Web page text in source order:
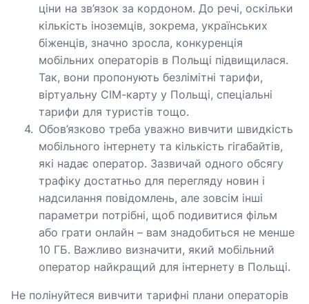
ціни на зв’язок за кордоном. До речі, оскільки
кількість іноземців, зокрема, українських
біженців, значно зросла, конкуренція
мобільних операторів в Польщі підвищилася.
Так, вони пропонують безлімітні тарифи,
віртуальну СІМ-карту у Польщі, спеціальні
тарифи для туристів тощо.
Обов’язково треба уважно вивчити швидкість
мобільного інтернету та кількість гігабайтів,
які надає оператор. Зазвичай одного обсягу
трафіку достатньо для перегляду новин і
надсилання повідомлень, але зовсім інші
параметри потрібні, щоб подивитися фільм
або грати онлайн – вам знадобиться не менше
10 ГБ. Важливо визначити, який мобільний
оператор найкращий для інтернету в Польщі.
Не полінуйтеся вивчити тарифні плани операторів